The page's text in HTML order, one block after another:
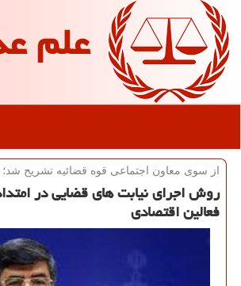
علم
از سوی معاون اجتماعی قوه قضائیه تشریح شد؛
روش اجرای نیابت های قضایی در
فعالین اقتصادی